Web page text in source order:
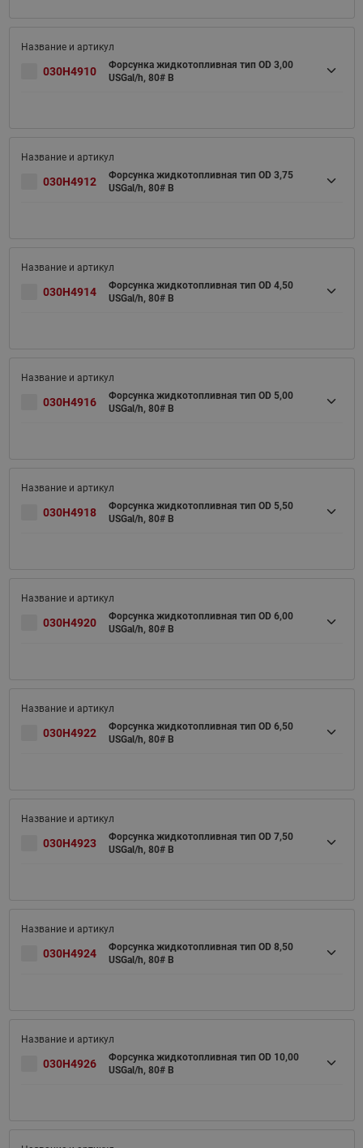
030H4910
Форсунка жидкотопливная тип OD 3,00
USGal/h, 80# B
030H4912
Форсунка жидкотопливная тип OD 3,75
USGal/h, 80# B
030H4914
Форсунка жидкотопливная тип OD 4,50
USGal/h, 80# B
030H4916
Форсунка жидкотопливная тип OD 5,00
USGal/h, 80# B
030H4918
Форсунка жидкотопливная тип OD 5,50
USGal/h, 80# B
030H4920
Форсунка жидкотопливная тип OD 6,00
USGal/h, 80# B
030H4922
Форсунка жидкотопливная тип OD 6,50
USGal/h, 80# B
030H4923
Форсунка жидкотопливная тип OD 7,50
USGal/h, 80# B
030H4924
Форсунка жидкотопливная тип OD 8,50
USGal/h, 80# B
030H4926
Форсунка жидкотопливная тип OD 10,00
USGal/h, 80# B